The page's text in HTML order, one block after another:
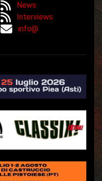
News
Interviews
info@